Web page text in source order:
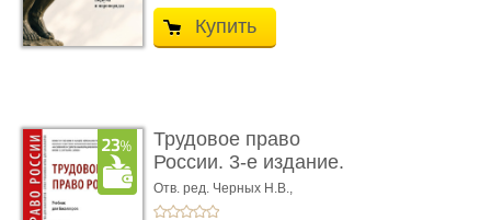
Купить
Трудовое право
России. 3-е издание.
Учебник для ...
Отв. ред. Черных Н.В.,
Шестерякова И.В.